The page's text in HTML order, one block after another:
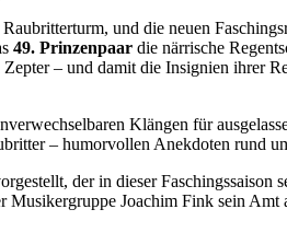
und die neuen
49. Prinzenpaar die närrische
– und damit die Insignien ihrer
Klängen für
– humorvollen Anekdoten rund
der in dieser Faschingssaison
Joachim Fink sein